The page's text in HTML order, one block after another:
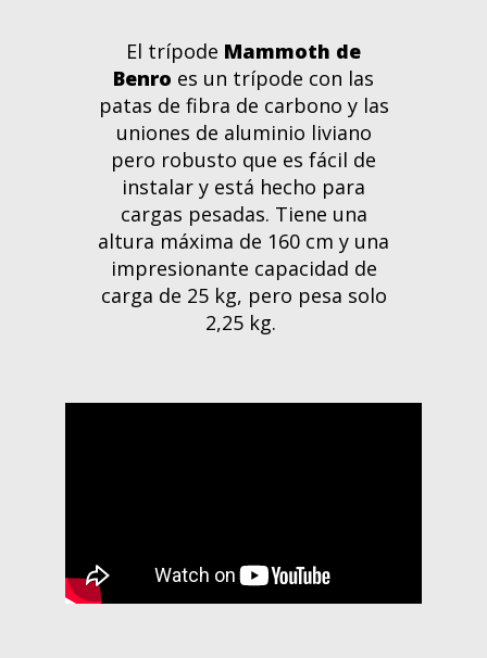
El trípode Mammoth de
Benro es un trípode con las
patas de fibra de carbono y las
uniones de aluminio liviano
pero robusto que es fácil de
instalar y está hecho para
cargas pesadas. Tiene una
altura máxima de 160 cm y una
impresionante capacidad de
carga de 25 kg, pero pesa solo
2,25 kg.